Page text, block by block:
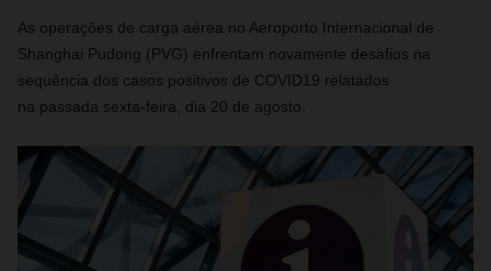
As operações de carga aérea no Aeroporto Internacional de
Shanghai Pudong (PVG) enfrentam novamente desafios na
sequência dos casos positivos de COVID19 relatados
na passada sexta-feira, dia 20 de agosto.